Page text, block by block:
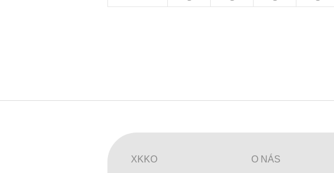
XKKO O NÁS